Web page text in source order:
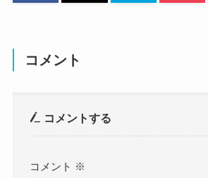
についてはこちらでご紹介してい
不知火鈴香の出身高校は？
まず不知火鈴香さんの出身高校で
コメント
コメントする
コメント ※